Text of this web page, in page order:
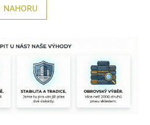
l
á
a
k
n
k
á
NAHORU